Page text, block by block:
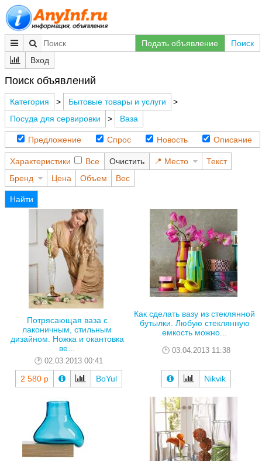
Подать объявление
Поиск
Вход
Поиск объявлений
Категория > Бытовые товары и услуги
>
Посуда для сервировки
> Ваза
Предложение Спрос Новость Описание
Характеристики Все Очистить Место
Текст
Бренд
Цена Объем Вес
Найти
Потрясающая ваза с
лаконичным, стильным
дизайном. Ножка и окантовка
ве...
02.03.2013 00:41
2 580 р BoYul
Как сделать вазу из стеклянной
бутылки. Любую стеклянную
емкость можно...
03.04.2013 11:38
Nikvik